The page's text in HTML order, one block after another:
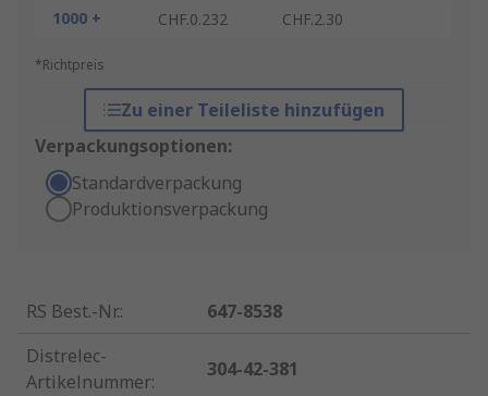
1000 +
CHF.0.232 CHF.2.30
*Richtpreis
Zu einer Teileliste hinzufügen
Verpackungsoptionen:
Standardverpackung
Produktionsverpackung
RS Best.-Nr.:
647-8538
Distrelec-
Artikelnummer:
304-42-381